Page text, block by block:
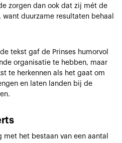
zorgen dan ook dat zij mét de
duurzame resultaten behaal
tekst gaf de Prinses humorvol
organisatie te hebben, maar
te herkennen als het gaat om
en laten landen bij de
met het bestaan van een aantal